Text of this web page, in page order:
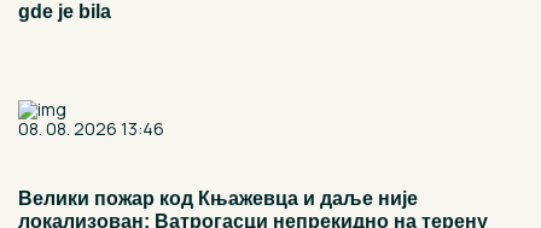
gde je bila
08. 08. 2026 13:46
Велики пожар код Књажевца и даље није
локализован: Ватрогасци непрекидно на терену